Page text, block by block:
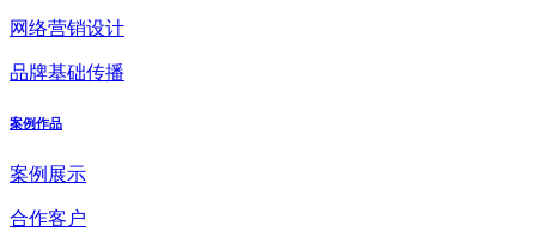
网络营销设计
品牌基础传播
案例作品
案例展示
合作客户